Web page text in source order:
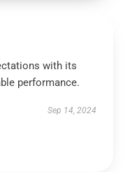
with its
performance.
Sep 14, 2024